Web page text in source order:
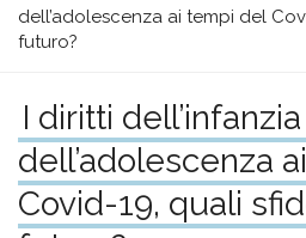
di
e
dell’adolescenza ai tempi del
futuro?
I diritti
dell’adolescenza
Covid-19, quali